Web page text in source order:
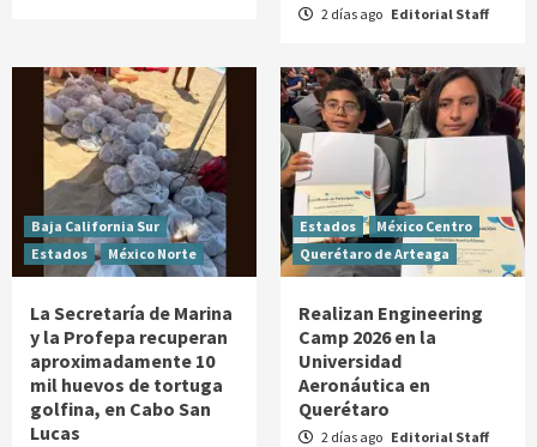
2 días ago Editorial Staff
Baja California Sur
Estados
México Norte
La Secretaría de Marina
y la Profepa recuperan
aproximadamente 10
mil huevos de tortuga
golfina, en Cabo San
Lucas
Estados
México Centro
Querétaro de Arteaga
Realizan Engineering
Camp 2026 en la
Universidad
Aeronáutica en
Querétaro
2 días ago Editorial Staff